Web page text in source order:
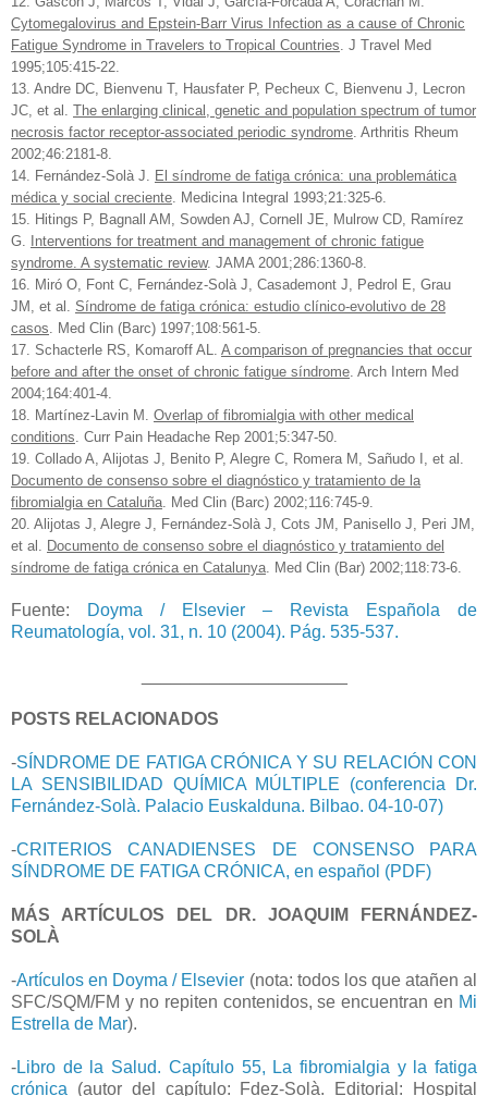
Cytomegalovirus and Epstein-Barr Virus Infection as a cause of Chronic
Fatigue Syndrome in Travelers to Tropical Countries . J Travel Med
1995;105:415-22.
13. Andre DC, Bienvenu T, Hausfater P, Pecheux C, Bienvenu J, Lecron
JC, et al. The enlarging clinical, genetic and population spectrum of tumor
necrosis factor receptor-associated periodic syndrome . Arthritis Rheum
2002;46:2181-8.
14. Fernández-Solà J. El síndrome de fatiga crónica: una problemática
médica y social creciente . Medicina Integral 1993;21:325-6.
15. Hitings P, Bagnall AM, Sowden AJ, Cornell JE, Mulrow CD, Ramírez
G. Interventions for treatment and management of chronic fatigue
syndrome. A systematic review. JAMA 2001;286:1360-8.
16. Miró O, Font C, Fernández-Solà J, Casademont J, Pedrol E, Grau
JM, et al. Síndrome de fatiga crónica: estudio clínico-evolutivo de 28
casos . Med Clin (Barc) 1997;108:561-5.
17. Schacterle RS, Komaroff AL. A comparison of pregnancies that occur
before and after the onset of chronic fatigue síndrome . Arch Intern Med
2004;164:401-4.
18. Martínez-Lavin M. Overlap of fibromialgia with other medical
conditions . Curr Pain Headache Rep 2001;5:347-50.
19. Collado A, Alijotas J, Benito P, Alegre C, Romera M, Sañudo I, et al.
Documento de consenso sobre el diagnóstico y tratamiento de la
fibromialgia en Cataluña . Med Clin (Barc) 2002;116:745-9.
20. Alijotas J, Alegre J, Fernández-Solà J, Cots JM, Panisello J, Peri JM,
et al. Documento de consenso sobre el diagnóstico y tratamiento del
síndrome de fatiga crónica en Catalunya . Med Clin (Bar) 2002;118:73-6.
Fuente:
Doyma / Elsevier – Revista Española de
Reumatología, vol. 31, n. 10 (2004). Pág. 535-537.
POSTS RELACIONADOS
-SÍNDROME DE FATIGA CRÓNICA Y SU RELACIÓN CON
LA SENSIBILIDAD QUÍMICA MÚLTIPLE (conferencia Dr.
Fernández-Solà. Palacio Euskalduna. Bilbao. 04-10-07)
-CRITERIOS CANADIENSES DE CONSENSO PARA
SÍNDROME DE FATIGA CRÓNICA, en español (PDF)
MÁS ARTÍCULOS DEL DR. JOAQUIM FERNÁNDEZ-
SOLÀ
-Artículos en Doyma / Elsevier (nota: todos los que atañen al
SFC/SQM/FM y no repiten contenidos, se encuentran en Mi
Estrella de Mar).
-Libro de la Salud. Capítulo 55, La fibromialgia y la fatiga
crónica (autor del capítulo: Fdez-Solà. Editorial: Hospital